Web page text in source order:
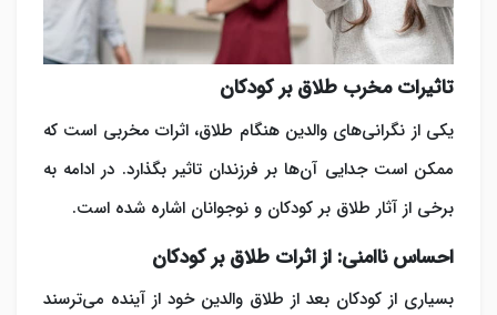
تاثیرات مخرب طلاق بر کودکان
یکی از نگرانی‌های والدین هنگام طلاق، اثرات مخربی است که
ممکن است جدایی آن‌ها بر فرزندان تاثیر بگذارد. در ادامه به
برخی از آثار طلاق بر کودکان و نوجوانان اشاره شده است.
احساس ناامنی: از اثرات طلاق بر کودکان
بسیاری از کودکان بعد از طلاق والدین خود از آینده می‌ترسند